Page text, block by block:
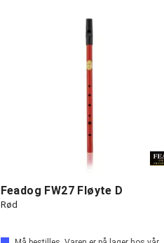
Feadog FW27 Fløyte D
Rød